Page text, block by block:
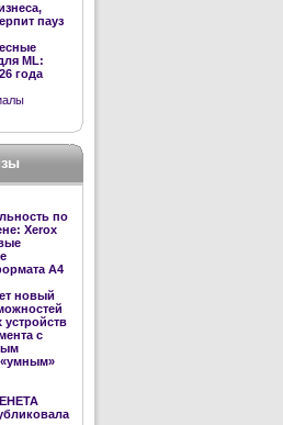
пауз
ML:
года
по
Xerox
А4
новый
устройств
с